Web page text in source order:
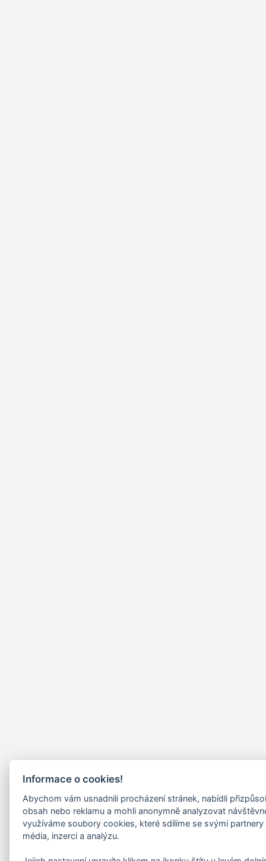
Informace o cookies!
Abychom vám usnadnili procházení stránek, nabídli
obsah nebo reklamu a mohli anonymně analyzovat
využíváme soubory cookies, které sdílíme se svými
média, inzerci a analýzu.